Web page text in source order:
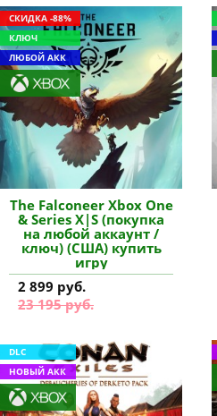
СКИДКА -88%
КЛЮЧ
ЛЮБОЙ АКК
The Falconeer Xbox One
& Series X|S (покупка
на любой аккаунт /
ключ) (США) купить
игру
2 899 руб.
23 195 руб.
DLC
НОВЫЙ АКК